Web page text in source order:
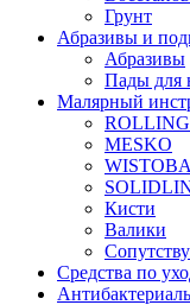
Грунт
Абразивы и
Абразивы
Пады для
Малярный
MESKO
WISTOBA
Кисти
Валики
Средства по